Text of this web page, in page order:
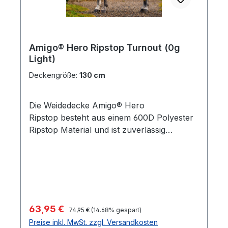
Amigo® Hero Ripstop Turnout (0g
Light)
Deckengröße: 130 cm
Die Weidedecke Amigo® Hero
Ripstop besteht aus einem 600D Polyester
Ripstop Material und ist zuverlässig
Polyesterfutter, welches Haut und Fell
deines Pferdes beim Tragen pflegt. Die
Verkaufspreis:
63,95 € Regulärer Preis:
74,95 € (14.68% gespart)
Preise inkl. MwSt. zzgl. Versandkosten